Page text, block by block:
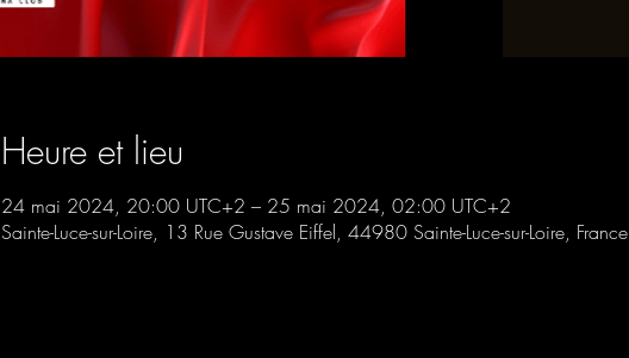
Heure et lieu
24 mai 2024, 20:00 UTC+2 – 25 mai 2024, 02:00 UTC+2
Sainte-Luce-sur-Loire, 13 Rue Gustave Eiffel, 44980 Sainte-Luce-sur-Loire, France